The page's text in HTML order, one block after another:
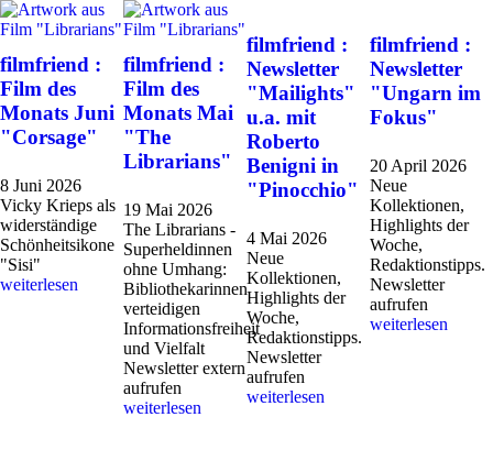
filmfriend :
Film des
Monats Juni
"Corsage"
8 Juni 2026
Vicky Krieps als
widerständige
Schönheitsikone
"Sisi"
weiterlesen
filmfriend :
Film des
Monats Mai
"The
Librarians"
19 Mai 2026
The Librarians -
Superheldinnen
ohne Umhang:
Bibliothekarinnen
verteidigen
Informationsfreiheit
und Vielfalt
Newsletter extern
aufrufen
weiterlesen
filmfriend :
Newsletter
"Mailights"
u.a. mit
Roberto
Benigni in
"Pinocchio"
4 Mai 2026
Neue
Kollektionen,
Highlights der
Woche,
Redaktionstipps.
Newsletter
aufrufen
weiterlesen
filmfriend :
Newsletter
"Ungarn im
Fokus"
20 April 2026
Neue
Kollektionen,
Highlights der
Woche,
Redaktionstipps.
Newsletter
aufrufen
weiterlesen